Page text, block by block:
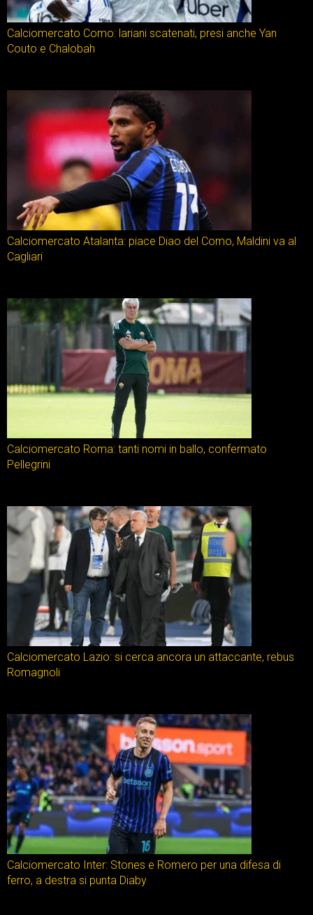
Calciomercato Como: lariani scatenati, presi anche Yan
Couto e Chalobah
Calciomercato Atalanta: piace Diao del Como, Maldini va al
Cagliari
Calciomercato Roma: tanti nomi in ballo, confermato
Pellegrini
Calciomercato Lazio: si cerca ancora un attaccante, rebus
Romagnoli
Calciomercato Inter: Stones e Romero per una difesa di
ferro, a destra si punta Diaby